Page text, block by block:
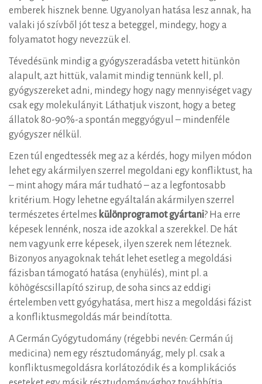
emberek hisznek benne. Ugyanolyan hatása lesz annak, ha
valaki jó szívből jót tesz a beteggel, mindegy, hogy a
folyamatot hogy nevezzük el.
Tévedésünk mindig a gyógyszeradásba vetett hitünkön
alapult, azt hittük, valamit mindig tennünk kell, pl.
gyógyszereket adni, mindegy hogy nagy mennyiséget vagy
csak egy molekulányit. Láthatjuk viszont, hogy a beteg
állatok 80-90%-a spontán meggyógyul – mindenféle
gyógyszer nélkül.
Ezen túl engedtessék meg az a kérdés, hogy milyen módon
lehet egy akármilyen szerrel megoldani egy konfliktust, ha
– mint ahogy mára már tudható – az a legfontosabb
kritérium. Hogy lehetne egyáltalán akármilyen szerrel
természetes értelmes különprogramot gyártani? Ha erre
képesek lennénk, nosza ide azokkal a szerekkel. De hát
nem vagyunk erre képesek, ilyen szerek nem léteznek.
Bizonyos anyagoknak tehát lehet esetleg a megoldási
fázisban támogató hatása (enyhülés), mint pl. a
köhögéscsillapító szirup, de soha sincs az eddigi
értelemben vett gyógyhatása, mert hisz a megoldási fázist
a konfliktusmegoldás már beindította.
A Germán Gyógytudomány (régebbi nevén: Germán új
medicina) nem egy résztudományág, mely pl. csak a
konfliktusmegoldásra korlátozódik és a komplikációs